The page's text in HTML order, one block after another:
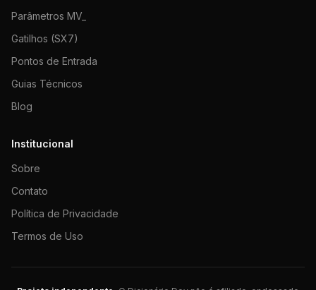
Parâmetros MV_
Gatilhos (SX7)
Pontos de Entrada
Guias Técnicos
Blog
Institucional
Sobre
Contato
Política de Privacidade
Termos de Uso